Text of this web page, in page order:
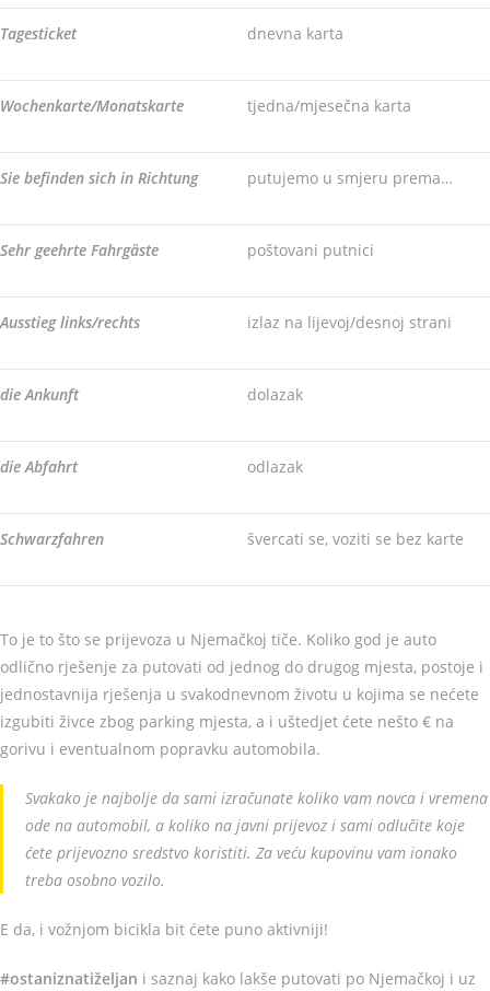
Tagesticket dnevna karta
Wochenkarte/Monatskarte tjedna/mjesečna karta
Sie befinden sich in Richtung putujemo u smjeru prema…
Sehr geehrte Fahrgäste poštovani putnici
Ausstieg links/rechts izlaz na lijevoj/desnoj strani
die Ankunft dolazak
die Abfahrt odlazak
Schwarzfahren švercati se, voziti se bez karte
To je to što se prijevoza u Njemačkoj tiče. Koliko god je auto
odlično rješenje za putovati od jednog do drugog mjesta, postoje i
jednostavnija rješenja u svakodnevnom životu u kojima se nećete
izgubiti živce zbog parking mjesta, a i uštedjet ćete nešto € na
gorivu i eventualnom popravku automobila.
Svakako je najbolje da sami izračunate koliko vam novca i vremena
ode na automobil, a koliko na javni prijevoz i sami odlučite koje
ćete prijevozno sredstvo koristiti. Za veću kupovinu vam ionako
treba osobno vozilo.
E da, i vožnjom bicikla bit ćete puno aktivniji!
#ostaniznatiželjan i saznaj kako lakše putovati po Njemačkoj i uz